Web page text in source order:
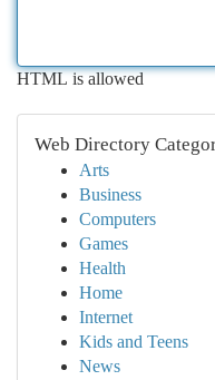
HTML is allowed
Web Directory
Arts
Business
Computers
Games
Health
Home
Internet
Kids and Teens
News